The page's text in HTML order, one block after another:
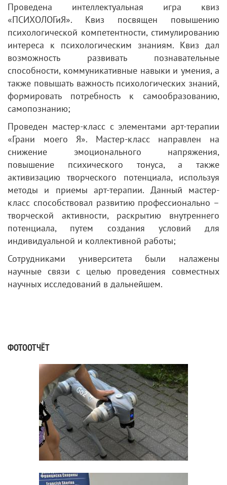
Проведена интеллектуальная игра квиз
«ПСИХОЛОГиЯ». Квиз посвящен повышению
психологической компетентности, стимулированию
интереса к психологическим знаниям. Квиз дал
возможность развивать познавательные
способности, коммуникативные навыки и умения, а
также повышать важность психологических знаний,
формировать потребность к самообразованию,
самопознанию;
Проведен мастер-класс с элементами арт-терапии
«Грани моего Я». Мастер-класс направлен на
снижение эмоционального напряжения,
повышение психического тонуса, а также
активизацию творческого потенциала, используя
методы и приемы арт-терапии. Данный мастер-
класс способствовал развитию профессионально –
творческой активности, раскрытию внутреннего
потенциала, путем создания условий для
индивидуальной и коллективной работы;
Сотрудниками университета были налажены
научные связи с целью проведения совместных
научных исследований в дальнейшем.
ФОТООТЧЁТ